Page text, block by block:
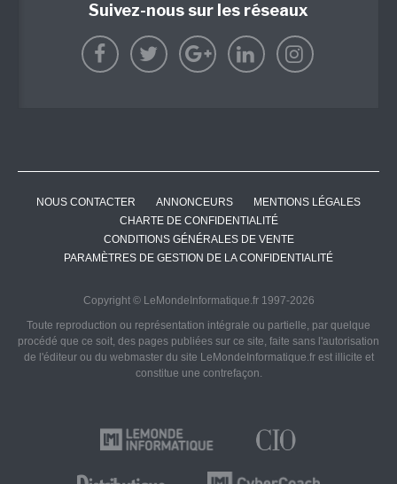
Suivez-nous sur les réseaux
NOUS CONTACTER ANNONCEURS
MENTIONS LÉGALES
CHARTE DE CONFIDENTIALITÉ
CONDITIONS GÉNÉRALES DE VENTE
PARAMÈTRES DE GESTION DE LA CONFIDENTIALITÉ
Copyright © LeMondeInformatique.fr 1997-2026
Toute reproduction ou représentation intégrale ou partielle, par quelque
procédé que ce soit, des pages publiées sur ce site, faite sans l'autorisation
de l'éditeur ou du webmaster du site LeMondeInformatique.fr est illicite et
constitue une contrefaçon.